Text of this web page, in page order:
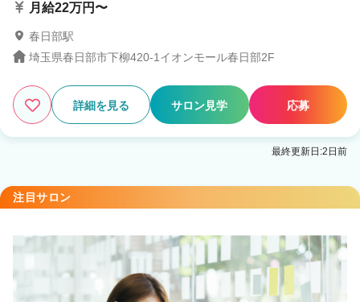
月給22万円〜
春日部駅
埼玉県春日部市下柳420-1イオンモール春日部2F
詳細を見る サロン見学 応募
最終更新日:2日前
注目サロン